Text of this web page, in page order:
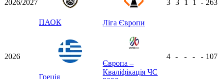
2026/2027
ПАОК Ліга Європи
3 3 1 1 - 263
2026
Греція
Європа –
Кваліфікація ЧС
4 - - - - 107